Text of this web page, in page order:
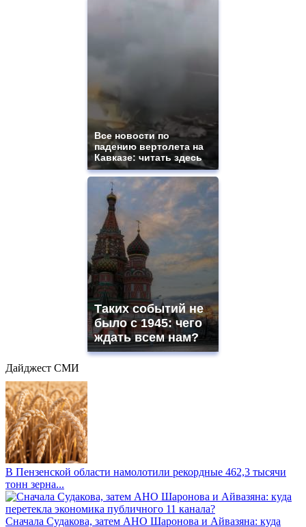
Все новости по
падению вертолета на
Кавказе: читать здесь
Таких событий не
было с 1945: чего
ждать всем нам?
Дайджест СМИ
В Пензенской области намолотили рекордные 462,3 тысячи
тонн зерна...
Сначала Судакова, затем АНО Шаронова и Айвазяна: куда